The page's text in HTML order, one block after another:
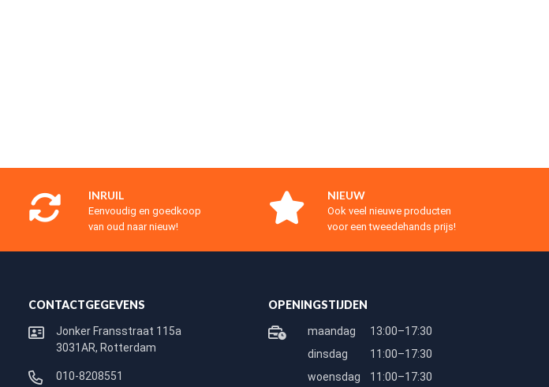
INRUIL
Eenvoudig en goedkoop
van oud naar nieuw!
NIEUW
Ook veel nieuwe producten
voor een tweedehands prijs!
CONTACTGEGEVENS
Jonker Fransstraat 115a
3031AR, Rotterdam
010-8208551
OPENINGSTIJDEN
maandag
13:00–17:30
dinsdag
11:00–17:30
woensdag
11:00–17:30